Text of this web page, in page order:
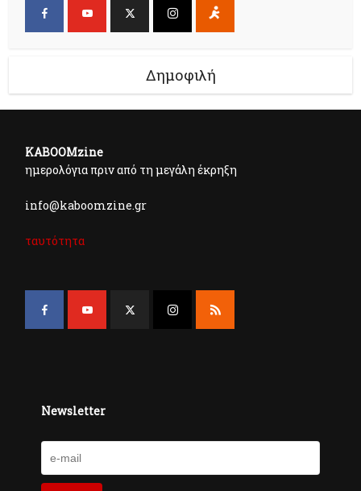
Δημοφιλή
KABOOMzine
ημερολόγια πριν από τη μεγάλη έκρηξη
info@kaboomzine.gr
ταυτότητα
Newsletter